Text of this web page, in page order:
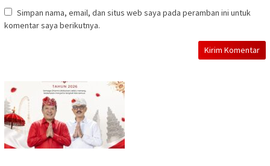
Simpan nama, email, dan situs web saya pada peramban ini untuk
komentar saya berikutnya.